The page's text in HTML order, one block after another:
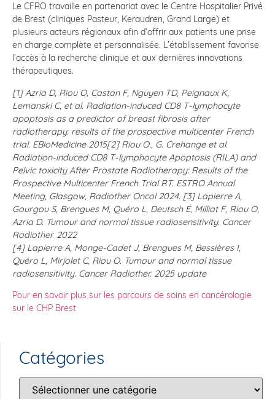
Le CFRO travaille en partenariat avec le Centre Hospitalier Privé
de Brest (cliniques Pasteur, Keraudren, Grand Large) et
plusieurs acteurs régionaux afin d’offrir aux patients une prise
en charge complète et personnalisée. L’établissement favorise
l’accès à la recherche clinique et aux dernières innovations
thérapeutiques.
[1] Azria D, Riou O, Castan F, Nguyen TD, Peignaux K,
Lemanski C, et al. Radiation-induced CD8 T-lymphocyte
apoptosis as a predictor of breast fibrosis after
radiotherapy: results of the prospective multicenter French
trial. EBioMedicine 2015[2] Riou O., G. Crehange et al.
Radiation-induced CD8 T-lymphocyte Apoptosis (RILA) and
Pelvic toxicity After Prostate Radiotherapy: Results of the
Prospective Multicenter French Trial RT. ESTRO Annual
Meeting, Glasgow, Radiother Oncol 2024. [3] Lapierre A,
Gourgou S, Brengues M, Quéro L, Deutsch É, Milliat F, Riou O,
Azria D. Tumour and normal tissue radiosensitivity. Cancer
Radiother. 2022
[4] Lapierre A, Monge-Cadet J, Brengues M, Bessières I,
Quéro L, Mirjolet C, Riou O. Tumour and normal tissue
radiosensitivity. Cancer Radiother. 2025 update
Pour en savoir plus sur les parcours de soins en cancérologie
sur le CHP Brest
Catégories